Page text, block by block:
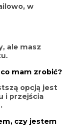
w
ale masz
mam zrobić?
opcją jest
i przejścia
czy jestem